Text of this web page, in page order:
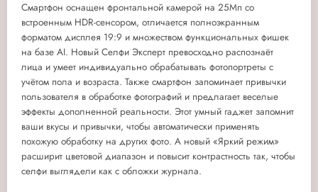
Смартфон оснащен фронтальной камерой на 25Мп со
встроенным HDR-сенсором, отличается полноэкранным
форматом дисплея 19:9 и множеством функциональных фишек
на базе AI. Новый Селфи Эксперт превосходно распознаёт
лица и умеет индивидуально обрабатывать фотопортреты с
учётом пола и возраста. Также смартфон запоминает привычки
пользователя в обработке фотографий и предлагает веселые
эффекты дополненной реальности. Этот умный гаджет запомнит
ваши вкусы и привычки, чтобы автоматически применять
похожую обработку на других фото. А новый «Яркий режим»
расширит цветовой диапазон и повысит контрастность так, чтобы
селфи выглядели как с обложки журнала.